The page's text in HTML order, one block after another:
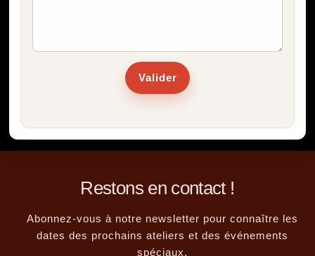
Valider
Restons en contact !
Abonnez-vous à notre newsletter pour connaître les
dates des prochains ateliers et des événements
spéciaux.